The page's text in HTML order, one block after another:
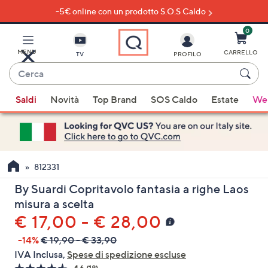
al
principale
-5€ online con un prodotto S.O.S Caldo
MENU TV
Cerca
sono
disponibili
suggerimenti,
usa
i
tasti
freccia
su
oppure
scorri
PROFILO
0
CARRELLO
Saldi Novità Top Brand SOS Caldo Estate
812331
By Suardi Copritavolo fantasia a righe Laos
misura a scelta
€ 17,00 - € 28,00
-14%€ 19,90 - € 33,90
IVA Inclusa, Spese di spedizione escluse